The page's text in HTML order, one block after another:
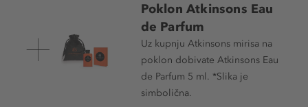
Poklon Atkinsons Eau
de Parfum
Uz kupnju Atkinsons mirisa na
poklon dobivate Atkinsons Eau
de Parfum 5 ml. *Slika je
simbolična.